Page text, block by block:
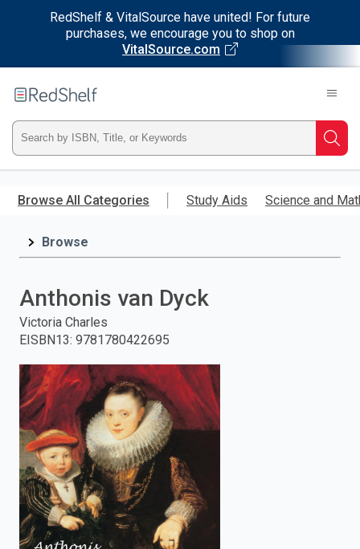
RedShelf & VitalSource have united! For future
purchases, we encourage you to shop on
VitalSource.com
main
RedShelf
Type
ISBN,
Title,
and
press
enter
to
search.
Browse All Categories Study Aids Science and
Browse
Anthonis van Dyck
Victoria Charles
EISBN13: 9781780422695